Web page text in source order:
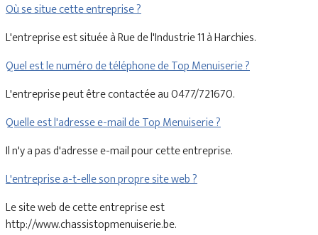
Où se situe cette entreprise ?
L'entreprise est située à Rue de l'Industrie 11 à Harchies.
Quel est le numéro de téléphone de Top Menuiserie ?
L'entreprise peut être contactée au 0477/721670.
Quelle est l'adresse e-mail de Top Menuiserie ?
Il n'y a pas d'adresse e-mail pour cette entreprise.
L'entreprise a-t-elle son propre site web ?
Le site web de cette entreprise est
http://www.chassistopmenuiserie.be.